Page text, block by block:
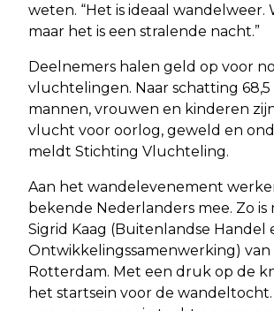
weten. “Het is ideaal wandelweer.
maar het is een stralende nacht.”
Deelnemers halen geld op voor
vluchtelingen. Naar schatting 68,5
mannen, vrouwen en kinderen
vlucht voor oorlog, geweld en
meldt Stichting Vluchteling.
Aan het wandelevenement
bekende Nederlanders mee. Zo is
Sigrid Kaag (Buitenlandse Handel
Ontwikkelingssamenwerking) van
Rotterdam. Met een druk op de
het startsein voor de wandeltocht.